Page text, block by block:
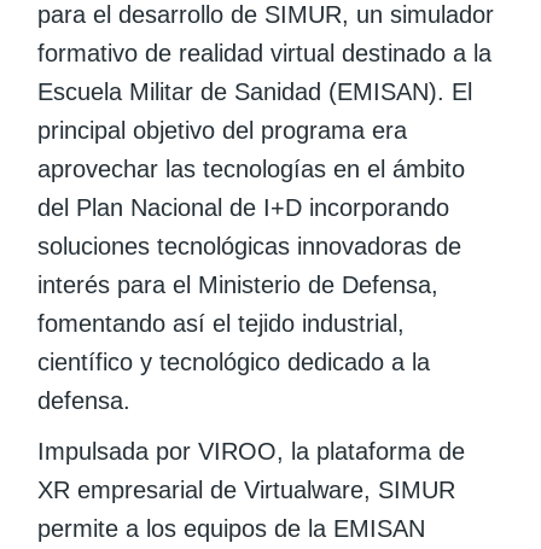
para el desarrollo de SIMUR, un simulador
formativo de realidad virtual destinado a la
Escuela Militar de Sanidad (EMISAN). El
principal objetivo del programa era
aprovechar las tecnologías en el ámbito
del Plan Nacional de I+D incorporando
soluciones tecnológicas innovadoras de
interés para el Ministerio de Defensa,
fomentando así el tejido industrial,
científico y tecnológico dedicado a la
defensa.
Impulsada por VIROO, la plataforma de
XR empresarial de Virtualware, SIMUR
permite a los equipos de la EMISAN